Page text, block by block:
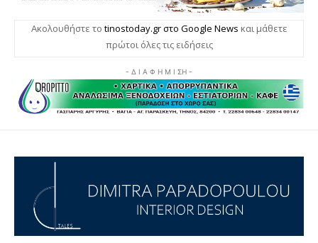
Ακολουθήστε το tinostoday.gr στο Google News και μάθετε
πρώτοι όλες τις ειδήσεις
- Δ Ι Α Φ Η Μ Ι ΣΗ -